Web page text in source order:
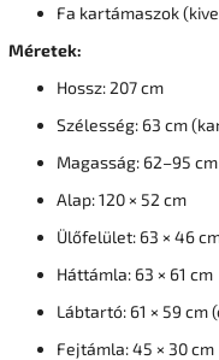
Fa kartámaszok
Méretek:
Hossz: 207 cm
Szélesség: 63 cm
Magasság: 62–95 cm
Alap: 120 × 52 cm
Ülőfelület: 63 × 46
Háttámla: 63 × 61 cm
Lábtartó: 61 × 59 cm
Fejtámla: 45 × 30 cm